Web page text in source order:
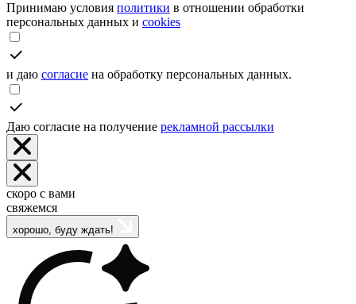
Принимаю условия политики в отношении обработки
персональных данных и cookies
и даю согласие на обработку персональных данных.
Даю согласие на получение рекламной рассылки
скоро с вами
свяжемся
хорошо, буду ждать!